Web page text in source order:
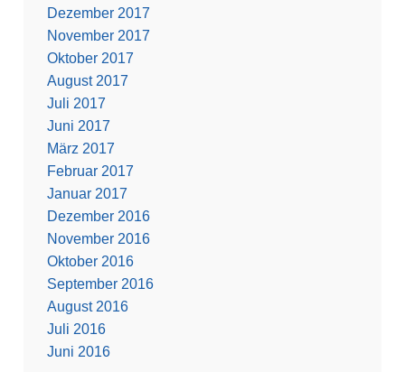
Dezember 2017
November 2017
Oktober 2017
August 2017
Juli 2017
Juni 2017
März 2017
Februar 2017
Januar 2017
Dezember 2016
November 2016
Oktober 2016
September 2016
August 2016
Juli 2016
Juni 2016